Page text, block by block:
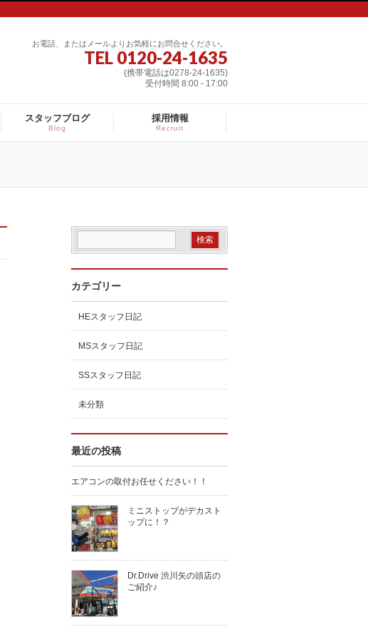
お電話、またはメールよりお気軽にお問合せください。
TEL 0120-24-1635
(携帯電話は0278-24-1635)
受付時間 8:00 - 17:00
スタッフブログ
Blog
採用情報
Recruit
カテゴリー
HEスタッフ日記
MSスタッフ日記
SSスタッフ日記
未分類
最近の投稿
エアコンの取付お任せください！！
ミニストップがデカスト
ップに！？
Dr.Drive 渋川矢の頭店の
ご紹介♪